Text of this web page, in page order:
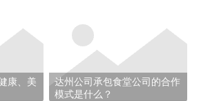
康、美
达州公司承包食堂公司的合作
模式是什么？